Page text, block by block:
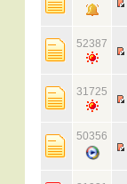
52387
31725
50356